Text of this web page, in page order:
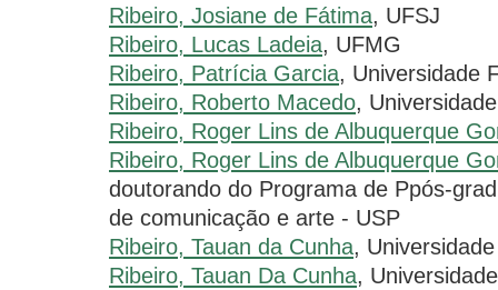
Ribeiro, Josiane de Fátima, UFSJ
Ribeiro, Lucas Ladeia, UFMG
Ribeiro, Patrícia Garcia, Universidade
Ribeiro, Roberto Macedo,
Ribeiro, Roger Lins de Albuquerque
Ribeiro, Roger Lins de Albuquerque
doutorando do Programa de Ppós-
de comunicação e arte - USP
Ribeiro, Tauan da Cunha,
Ribeiro, Tauan Da Cunha,